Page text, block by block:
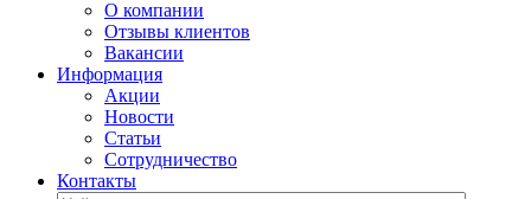
О компании
Отзывы клиентов
Вакансии
Информация
Акции
Новости
Статьи
Сотрудничество
Контакты